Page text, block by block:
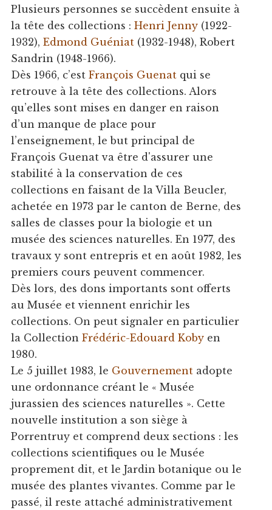
Plusieurs personnes se succèdent ensuite à
la tête des collections : Henri Jenny(1922-
1932), Edmond Guéniat(1932-1948), Robert
Sandrin (1948-1966).
Dès 1966, c’est François Guenatqui se
retrouve à la tête des collections. Alors
qu’elles sont mises en danger en raison
d’un manque de place pour
l’enseignement, le but principal de
François Guenat va être d'assurer une
stabilité à la conservation de ces
collections en faisant de la Villa Beucler,
achetée en 1973 par le canton de Berne, des
salles de classes pour la biologie et un
musée des sciences naturelles. En 1977, des
travaux y sont entrepris et en août 1982, les
premiers cours peuvent commencer.
Dès lors, des dons importants sont offerts
au Musée et viennent enrichir les
collections. On peut signaler en particulier
la Collection Frédéric-Edouard Kobyen
1980.
Le 5 juillet 1983, le Gouvernementadopte
une ordonnance créant le « Musée
jurassien des sciences naturelles ». Cette
nouvelle institution a son siège à
Porrentruy et comprend deux sections : les
collections scientifiques ou le Musée
proprement dit, et le Jardin botanique ou le
musée des plantes vivantes. Comme par le
passé, il reste attaché administrativement